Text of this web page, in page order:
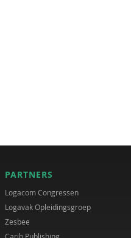
PARTNERS
Logacom Congressen
Logavak Opleidingsgroep
Zesbee